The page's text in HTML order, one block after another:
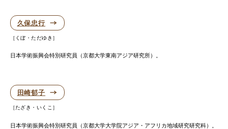
久保忠行
くぼ・ただゆき
日本学術振興会特別研究員（京都大学東南アジア研究所）。
田崎郁子
たざき・いくこ
日本学術振興会特別研究員（京都大学大学院アジア・アフリカ地域研究研究科）。